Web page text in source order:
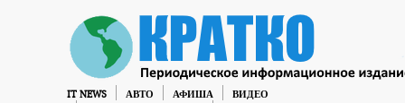
IT NEWS АВТО АФИША
ВИДЕО